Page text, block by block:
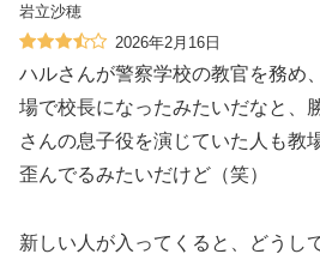
岩立沙穂
2026年2月16日
ハルさんが警察学校の教官を務め
場で校長になったみたいだなと、
さんの息子役を演じていた人も教
歪んでるみたいだけど（笑）
新しい人が入ってくると、どうし